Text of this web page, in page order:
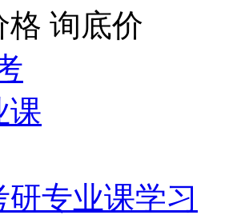
格 询底价
研专业课学习